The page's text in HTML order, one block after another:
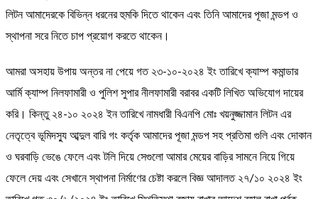
লিটন আমাদেরকে বিভিন্ন ধরনের হুমকি দিতে থাকেন এবং তিনি আমাদের পূজা মন্ডপ ও
স্থাপনা সরে নিতে চাপ প্রয়োগ করতে থাকেন।
আমরা অসহায় উপায় অন্তর না পেয়ে গত ২৩-১০-২০২৪ ইং তারিখে ক্যাম্প কমান্ডার
আর্মি ক্যাম্প নিলফামারী ও পুলিশ সুপার নীলফামারী বরাবর একটি লিখিত অভিযোগ দায়ের
করি। কিন্তু ২৪-১০ ২০২৪ ইন তারিখে নামধারী বিএনপি মোঃ খয়নুজ্জামান লিটন এর
নেতৃত্বে ভূমিদস্যু আব্দুল বারি গং কর্তৃক আমাদের পূজা মন্ডপ সহ প্রতিমা গুলি এবং দোকান
ও ঘরবাড়ি ভেঙে ফেলে এবং টলি দিয়ে সেগুলো আমার মেয়ের বাড়ির সামনে নিয়ে গিয়ে
ফেলে দেয় এবং সেখানে স্থাপনা নির্মাণের চেষ্টা করলে বিজ্ঞ আদালত ২৭/১০ ২০২৪ ইং